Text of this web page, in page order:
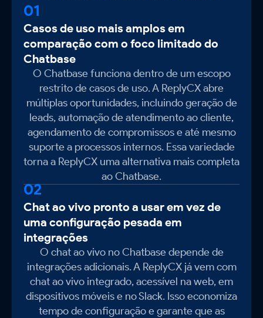
01
Casos de uso mais amplos em
comparação com o foco limitado do
Chatbase
O Chatbase funciona dentro de um escopo
restrito de casos de uso. A ReplyCX abre
múltiplas oportunidades, incluindo geração de
leads, automação de atendimento ao cliente,
agendamento de compromissos e até mesmo
suporte a processos internos. Essa variedade
torna a ReplyCX uma alternativa mais completa
ao Chatbase.
02
Chat ao vivo pronto a usar em vez de
uma configuração pesada em
integrações
O chat ao vivo no Chatbase depende de
integrações adicionais. A ReplyCX já vem com
chat ao vivo integrado, acessível na web, em
dispositivos móveis e no Slack. Isso economiza
tempo de configuração e garante que as